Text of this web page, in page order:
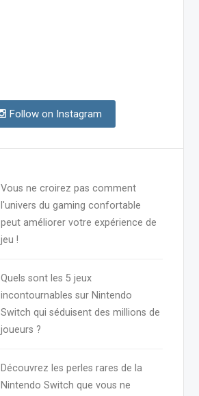
Follow on Instagram
Vous ne croirez pas comment
l'univers du gaming confortable
peut améliorer votre expérience de
jeu !
Quels sont les 5 jeux
incontournables sur Nintendo
Switch qui séduisent des millions de
joueurs ?
Découvrez les perles rares de la
Nintendo Switch que vous ne